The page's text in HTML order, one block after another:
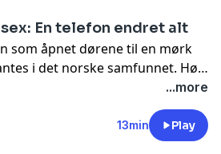
En telefon endret alt
som åpnet dørene til en mørk
i det norske samfunnet. Hør
...more
13min Play